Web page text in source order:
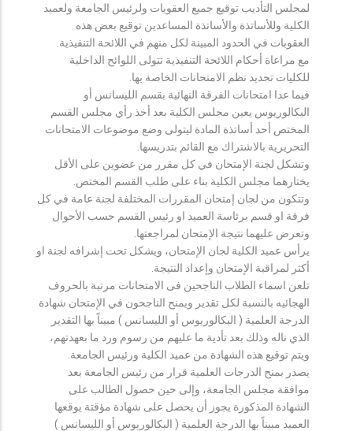
لمجلس التأديب توقيع جميع العقوبات ولرئيس الجامعة ولعميد
الكلية وللأساتذة والأساتذة المساعدين توقيع بعض هذه
العقوبات في الحدود المبينة لكل منهم في اللائحة التنفيذية.
مع مراعاة أحكام اللائحة التنفيذية تتولى اللوائح الداخلية
للكليات تحديد نظم الامتحانات الخاصة بها.
فيما عدا امتحانات الفرقة النهائية بقسم الليسانس أو
البكالوريوس يعين مجلس الكلية بعد أخذ رأي مجلس القسم
المختص أحد أساتذة المادة ليتولى وضع موضوعات الامتحانات
التحريرية بالاشتراك مع القائم بتدريسها.
وتشكل لجنة الإمتحان في كل مقرر من عضوين على الأقل
يختارهما مجلس الكلية بناء على طلب القسم المختص.
وتتكون من لجان إمتحان المقررات المختلفة لجنة عامة في كل
فرقة او قسم برئاسة العميد او رئيس القسم حسب الأحوال
وتعرض عليهما نتيجة الإمتحان لمراجعتها.
يرأس عميد الكلية لجان الإمتحان، ويشكل تحت إشرافه لجنة او
أكثر لمراقبة الإمتحان وإعداد النتيجة.
تلعن اسماء الطلاب الناجحين فى الامتحانات مرتبة بالحروف
الهجائيه بالنسبة لكل تقدير ويمنح الناجحون في الإمتحان شهادة
الدرجة العلمية ( البكالوريوس أو الليسانس ) مبيناً بها التقدير
الذي ناله وذلك بعد تأدية ما عليهم من رسوم ورد ما بعهدتهم،
ويتم توقيع هذه الشهادة من عميد الكلية ورئيس الجامعة.
يصدر بمنح الدرجات العلمية قرار من رئيس الجامعة بعد
موافقة مجلس الجامعة، وإلى حين حصول الطالب على
الشهادة المذكورة يجوز أن يحصل على شهادة مؤقتة يوقعها
العميد مبيناً بها الدرجة العلمية ( البكالوريوس أو الليسانس )